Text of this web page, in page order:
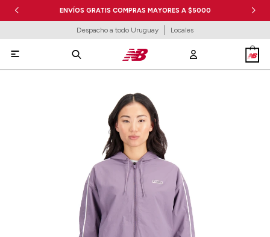
ENVÍOS GRATIS COMPRAS MAYORES A $5000
Despacho a todo Uruguay Locales
